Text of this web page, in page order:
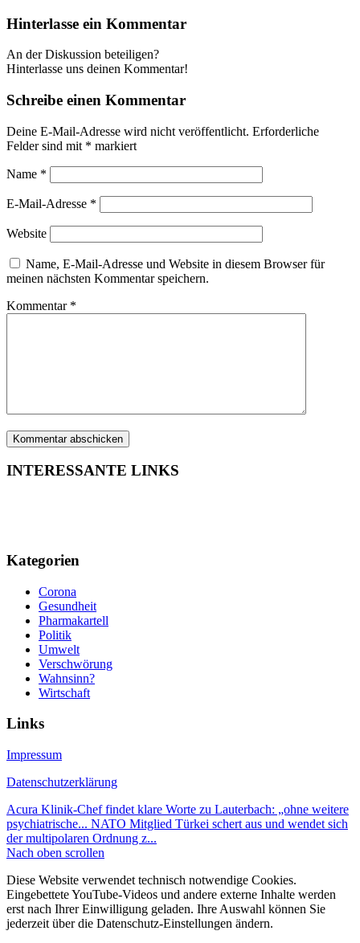
Hinterlasse ein Kommentar
An der Diskussion beteiligen?
Hinterlasse uns deinen Kommentar!
Schreibe einen Kommentar
Deine E-Mail-Adresse wird nicht veröffentlicht. Erforderliche
Felder sind mit * markiert
Name *
E-Mail-Adresse *
Website
Name, E-Mail-Adresse und Website in diesem Browser für
meinen nächsten Kommentar speichern.
Kommentar *
INTERESSANTE LINKS
Kategorien
Corona
Gesundheit
Pharmakartell
Politik
Umwelt
Verschwörung
Wahnsinn?
Wirtschaft
Links
Impressum
Datenschutzerklärung
Acura Klinik-Chef findet klare Worte zu Lauterbach: „ohne weitere
psychiatrische... NATO Mitglied Türkei schert aus und wendet sich
der multipolaren Ordnung z...
Nach oben scrollen
Diese Website verwendet technisch notwendige Cookies.
Eingebettete YouTube-Videos und andere externe Inhalte werden
erst nach Ihrer Einwilligung geladen. Ihre Auswahl können Sie
jederzeit über die Datenschutz-Einstellungen ändern.